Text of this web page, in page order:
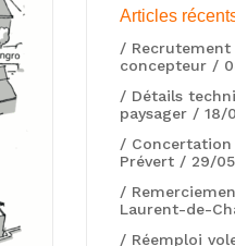
Articles
/
concepteur /
/ Détails
paysager / 18/
/ Concertation
Prévert / 29/
/
Laurent-de-
/ Réemploi